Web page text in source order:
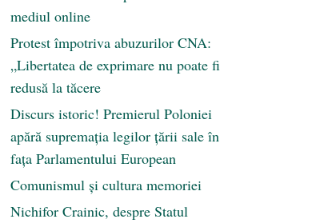
mediul online
Protest împotriva abuzurilor CNA:
„Libertatea de exprimare nu poate fi
redusă la tăcere
Discurs istoric! Premierul Poloniei
apără supremația legilor țării sale în
fața Parlamentului European
Comunismul şi cultura memoriei
Nichifor Crainic, despre Statul